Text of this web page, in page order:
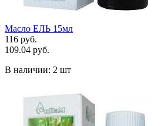
Масло ЕЛЬ 15мл
116 руб.
109.04 руб.
В наличии: 2 шт